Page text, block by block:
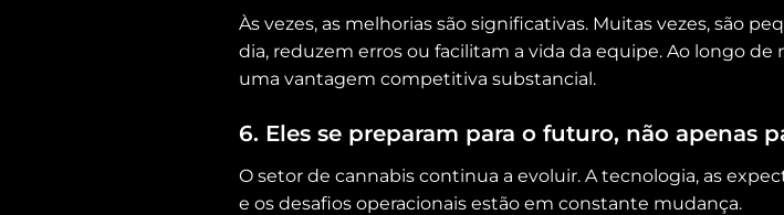
Às vezes, as melhorias são significativas. Muitas vezes, são
dia, reduzem erros ou facilitam a vida da equipe. Ao longo
uma vantagem competitiva substancial.
6. Eles se preparam para o futuro, não apenas
O setor de cannabis continua a evoluir. A tecnologia, as
e os desafios operacionais estão em constante mudança.